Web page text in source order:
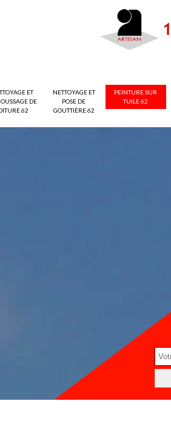
ET
DE
62
NETTOYAGE ET
POSE DE
GOUTTIÈRE 62
PEINTURE SUR
TUILE 62